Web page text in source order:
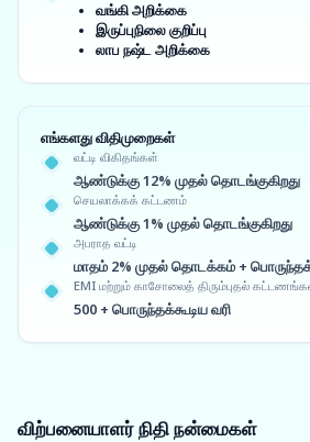
வங்கி அறிக்கை
இருப்புநிலை குறிப்பு
லாப நஷ்ட அறிக்கை
எங்களது விதிமுறைகள்
வட்டி விகிதங்கள்
ஆண்டுக்கு 12% முதல் தொடங்குகிறது
செயலாக்கக் கட்டணம்
ஆண்டுக்கு 1% முதல் தொடங்குகிறது
அபராத வட்டி
மாதம் 2% முதல் தொடக்கம் +
EMI மற்றும் காசோலைத் திரும்புதல்
500 + பொருந்தக்கூடிய வரி
விற்பனையாளர் நிதி நன்மைகள்